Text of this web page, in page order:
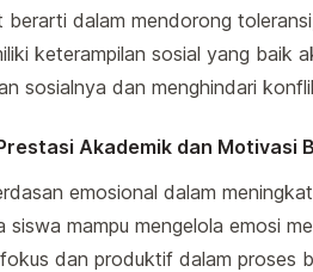
berarti dalam mendorong
keterampilan sosial yang baik
sosialnya dan menghindari
Akademik dan Motivasi
emosional dalam
siswa mampu mengelola emosi
dan produktif dalam proses